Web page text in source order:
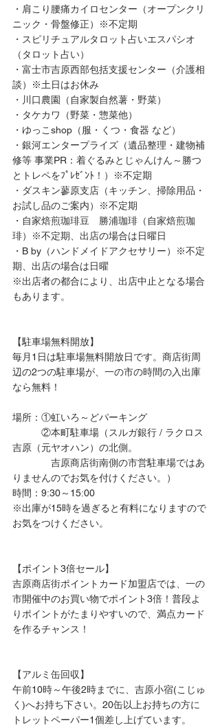
・肩こり腰痛カイロセンター（オープンクリ
ニック・骨盤修正）※不定期
・スピリチュアルタロット占いエスパシオ
（タロット占い）
・富士市吉原西部包括支援センター（介護相
談）※土日はお休み
・川口農園（自家製自然薯・野菜）
・タケカワ（野菜・惣菜他）
・ゆっこshop（服・くつ・食器 など）
・銀河エンタープライズ（遺品整理・建物補
修等 事業PR：着ぐるみとじゃんけん～勝つ
とトレペをﾌﾟﾚｾﾞﾝﾄ！）※不定期
・ダスキン蓼原支店（キッチン、掃除用品・
お試し品のご案内）※不定期
・自家焙煎珈琲豆　勝浦珈琲（自家焙煎珈
琲）※不定期、出店の場合は日曜日
・B by（ハンドメイドアクセサリー）※不定
期、出店の場合は日曜
※出店者の都合により、出店中止となる場合
もあります。
【駐車場無料開放】
毎月1日は駐車場無料開放日です。商店街周
辺の2つの駐車場が、一の市の時間の入出庫
なら無料！
場所：①虹いろ～どパーキング
②本町駐車場（スルガ銀行 / ラクロス
吉原（元ヤオハン）の北側。
吉原商店街南側の市営駐車場ではあ
りませんのでお気を付けください。）
時間：9:30～15:00
※出庫が15時を過ぎると有料になりますので
お気をつけください。
【ポイント3倍セール】
吉原商店街ポイントカード加盟店では、一の
市開催中のお買い物でポイント3倍！普段よ
りポイントがたまりやすいので、満点カード
を作るチャンス！
【アルミ缶回収】
午前10時～午後2時までに、吉原小宿(こじゅ
く)へお持ち下さい。20缶以上お持ちの方に
トレットペーパー1個差し上げています。